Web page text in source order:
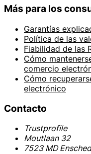
Más para los
Garantías
Política de las
Fiabilidad de las
Cómo
comercio
Cómo
electrónico
Contacto
Trustprofile
Moutlaan 32
7523 MD